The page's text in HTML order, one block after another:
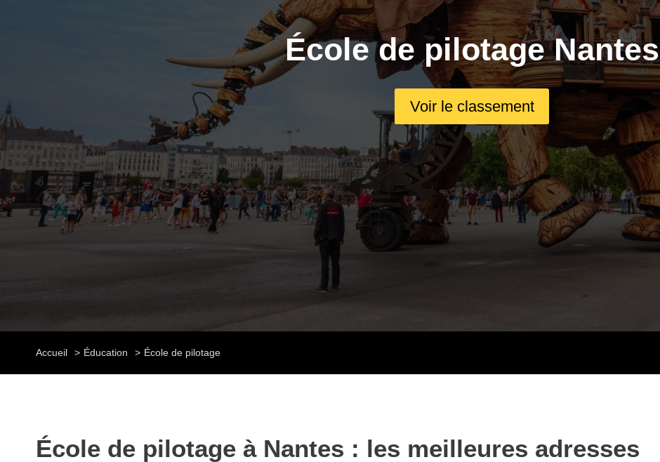
École de pilotage Nantes
Voir le classement
Accueil Éducation École de pilotage
École de pilotage à Nantes : les meilleures adresses